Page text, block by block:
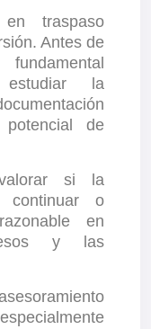
traspaso
Antes de
la
de
si la
continuar o
en
y las